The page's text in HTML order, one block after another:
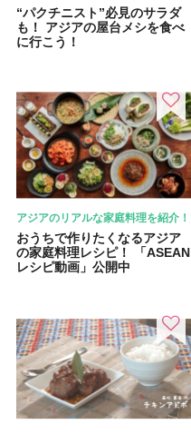
“パクチニスト”必見のサラダ
も！ アジアの屋台メシを食べ
に行こう！
アジアのリアルな家庭料理を紹介！
おうちで作りたくなるアジア
の家庭料理レシピ！ 「ASEAN
レシピ動画」公開中